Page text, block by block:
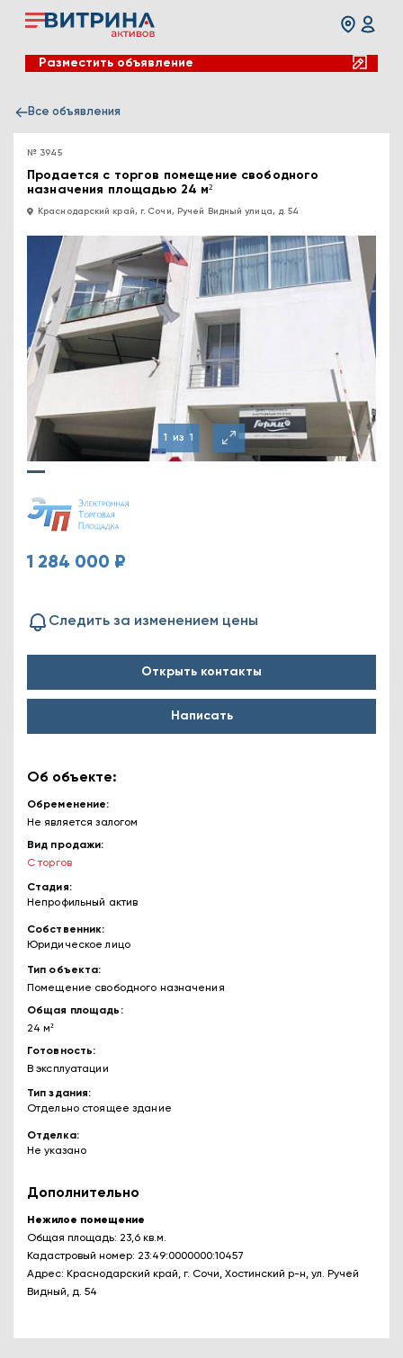
Разместить объявление
Все объявления
№ 3945
Продается с торгов помещение свободного
назначения площадью 24 м²
Краснодарский край, г. Сочи, Ручей Видный улица, д. 54
1 из1
1 284 000 ₽
Следить за изменением цены
Открыть контакты
Написать
Об объекте:
Обременение
Не является залогом
Вид продажи
С торгов
Стадия
Непрофильный актив
Собственник
Юридическое лицо
Тип объекта
Помещение свободного назначения
Общая площадь
24 м²
Готовность
В эксплуатации
Тип здания
Отдельно стоящее здание
Отделка
Не указано
Дополнительно
Нежилое помещение
Общая площадь: 23,6 кв.м.
Кадастровый номер: 23:49:0000000:10457
Адрес: Краснодарский край, г. Сочи, Хостинский р-н, ул. Ручей
Видный, д. 54